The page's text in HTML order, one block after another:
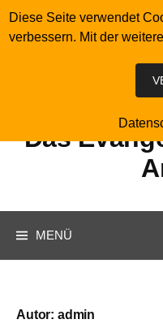
Das
MENÜ
Autor: admin
Diese Seite verwendet
verbessern. Mit der